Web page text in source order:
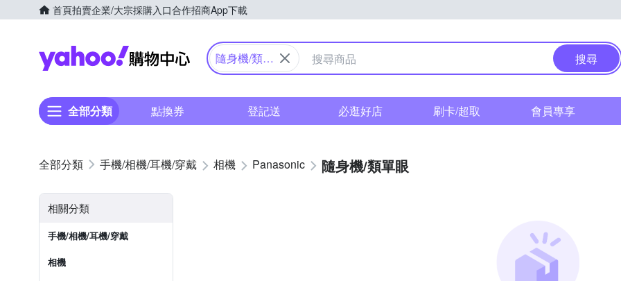
首頁拍賣企業/大宗採購入口合作招商App下載
Yahoo購物中心
隨身機/類單
搜尋
全部分類 點換券 登記送 必逛好店 刷卡/超取 會員專享
手機/相機/耳機/穿戴 相機 Panasonic 隨身機/類單眼
相關分類
手機/相機/耳機/穿戴
相機